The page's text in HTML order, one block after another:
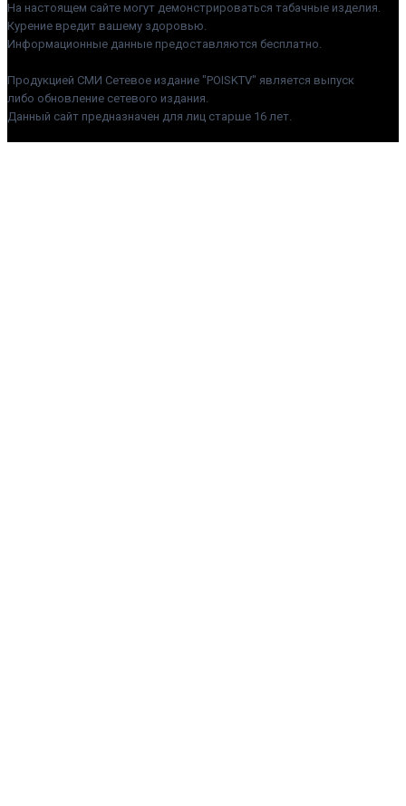
На настоящем сайте могут демонстрироваться табачные изделия.
Курение вредит вашему здоровью.
Информационные данные предоставляются бесплатно.
Продукцией СМИ Сетевое издание "POISKTV" является выпуск
либо обновление сетевого издания.
Данный сайт предназначен для лиц старше 16 лет.